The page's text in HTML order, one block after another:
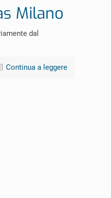
Milano
dal
Continua a leggere